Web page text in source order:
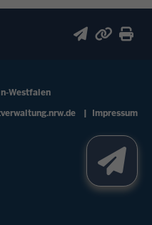
Westfalen
Impressum